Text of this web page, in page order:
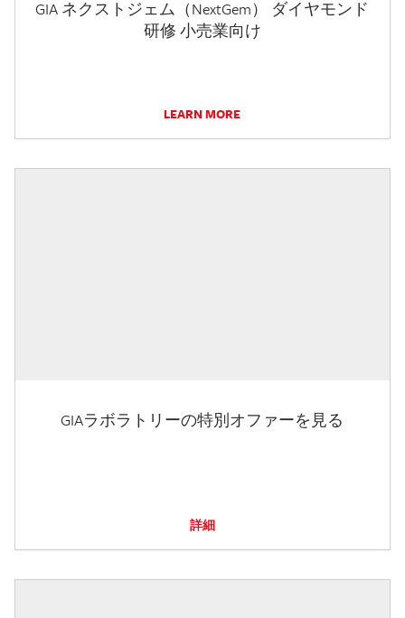
GIA ネクストジェム（NextGem） ダイヤモンド
研修 小売業向け
LEARN MORE
GIAラボラトリーの特別オファーを見る
詳細